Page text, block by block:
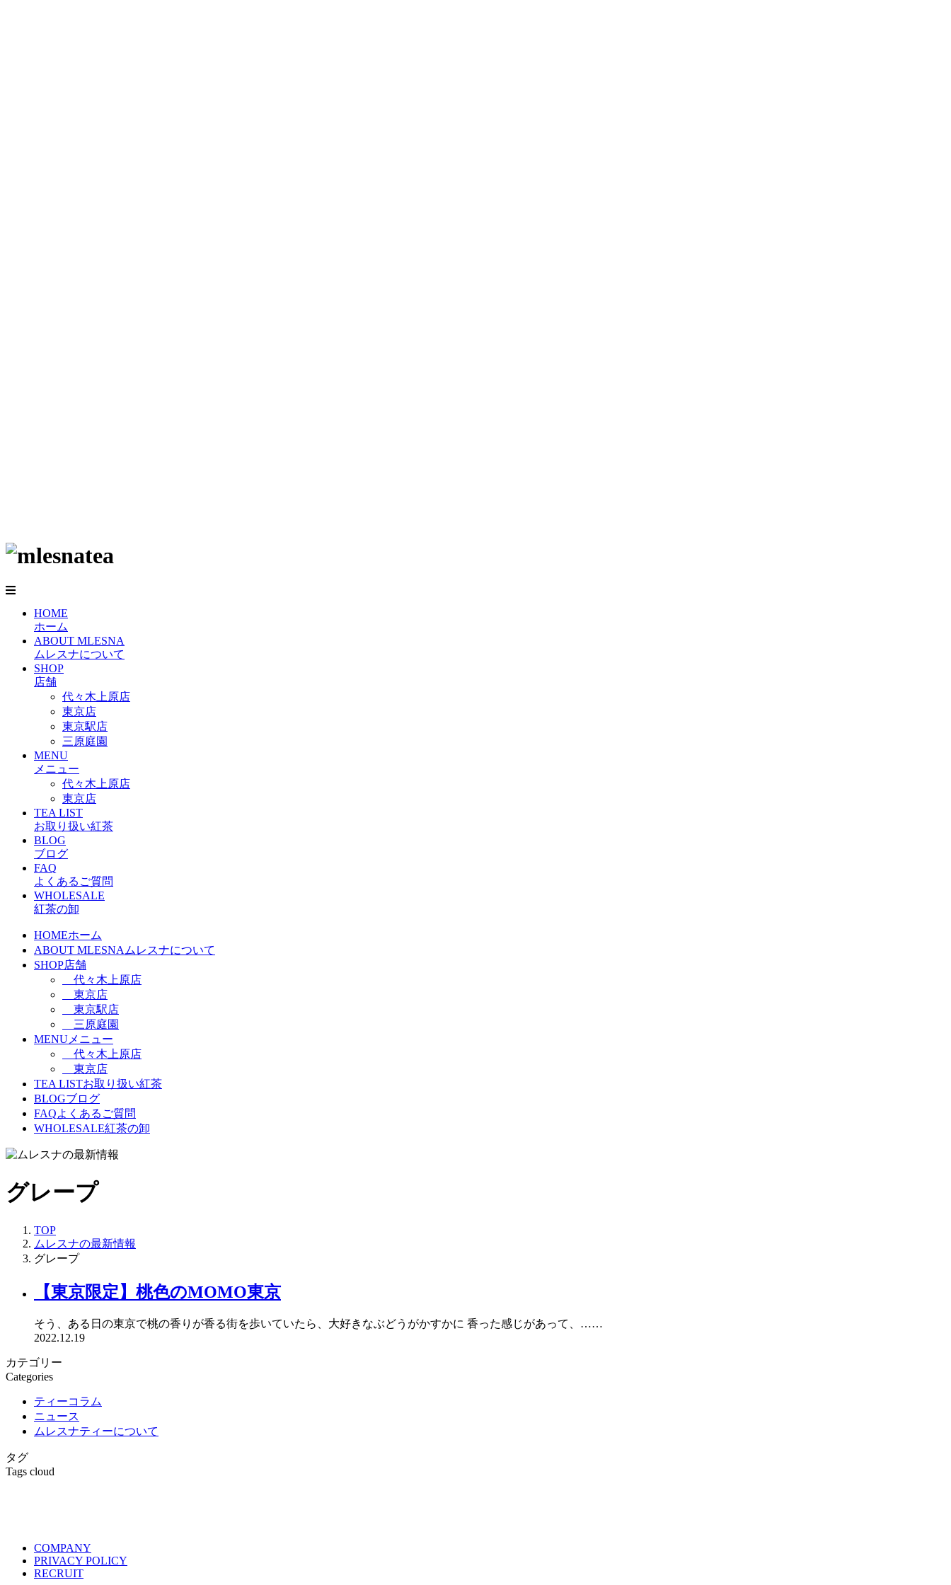
HOME
ホーム
ABOUT MLESNA
ムレスナについて
SHOP
店舗
代々木上原店
東京店
東京駅店
三原庭園
MENU
メニュー
代々木上原店
東京店
TEA LIST
お取り扱い紅茶
BLOG
ブログ
FAQ
よくあるご質問
WHOLESALE
紅茶の卸
HOMEホーム
ABOUT MLESNA ムレスナについて
SHOP店舗
代々木上原店
東京店
東京駅店
三原庭園
MENU メニュー
代々木上原店
東京店
TEA LISTお取り扱い紅茶
BLOGブログ
FAQよくあるご質問
WHOLESALE紅茶の卸
グレープ
TOP
ムレスナの最新情報
グレープ
【東京限定】桃色のMOMO東京
そう、ある日の東京で桃の香りが香る街を歩いていたら、大好きなぶどうがかすかに 香った感じがあって、……
2022.12.19
カテゴリー
Categories
ティーコラム
ニュース
ムレスナティーについて
タグ
Tags cloud
COMPANY
PRIVACY POLICY
RECRUIT